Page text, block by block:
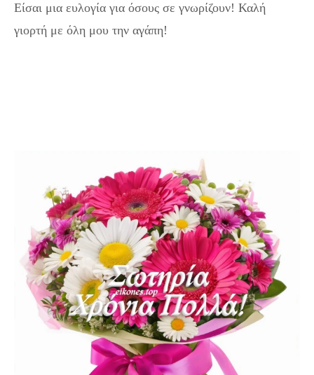
Είσαι μια ευλογία για όσους σε γνωρίζουν! Καλή
γιορτή με όλη μου την αγάπη!